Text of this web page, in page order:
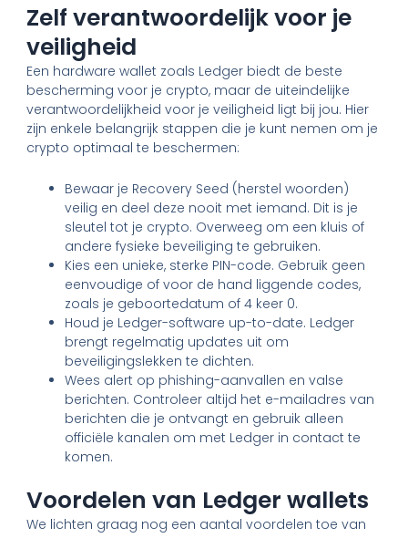
Zelf verantwoordelijk voor je
veiligheid
Een hardware wallet zoals Ledger biedt de beste
bescherming voor je crypto, maar de uiteindelijke
verantwoordelijkheid voor je veiligheid ligt bij jou. Hier
zijn enkele belangrijk stappen die je kunt nemen om je
crypto optimaal te beschermen:
Bewaar je Recovery Seed (herstel woorden)
veilig en deel deze nooit met iemand. Dit is je
sleutel tot je crypto. Overweeg om een kluis of
andere fysieke beveiliging te gebruiken.
Kies een unieke, sterke PIN-code. Gebruik geen
eenvoudige of voor de hand liggende codes,
zoals je geboortedatum of 4 keer 0.
Houd je Ledger-software up-to-date. Ledger
brengt regelmatig updates uit om
beveiligingslekken te dichten.
Wees alert op phishing-aanvallen en valse
berichten. Controleer altijd het e-mailadres van
berichten die je ontvangt en gebruik alleen
officiële kanalen om met Ledger in contact te
komen.
Voordelen van Ledger wallets
We lichten graag nog een aantal voordelen toe van